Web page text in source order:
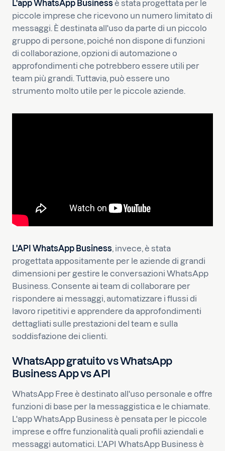
L'app WhatsApp Business è stata progettata per le
piccole imprese che ricevono un numero limitato di
messaggi. È destinata all'uso da parte di un piccolo
gruppo di persone, poiché non dispone di funzioni
di collaborazione, opzioni di automazione o
approfondimenti che potrebbero essere utili per
team più grandi. Tuttavia, può essere uno
strumento molto utile per le piccole aziende.
L'API WhatsApp Business, invece, è stata
progettata appositamente per le aziende di grandi
dimensioni per gestire le conversazioni WhatsApp
Business. Consente ai team di collaborare per
rispondere ai messaggi, automatizzare i flussi di
lavoro ripetitivi e apprendere da approfondimenti
dettagliati sulle prestazioni del team e sulla
soddisfazione dei clienti.
WhatsApp gratuito vs WhatsApp
Business App vs API
WhatsApp Free è destinato all'uso personale e offre
funzioni di base per la messaggistica e le chiamate.
L'app WhatsApp Business è pensata per le piccole
imprese e offre funzionalità quali profili aziendali e
messaggi automatici. L'API WhatsApp Business è